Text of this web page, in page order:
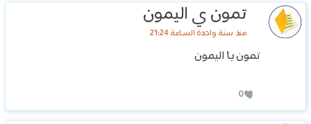
تمون ي اليمون
منذ سنة واحدة الساعة 21:24
تمون يا اليمون
0